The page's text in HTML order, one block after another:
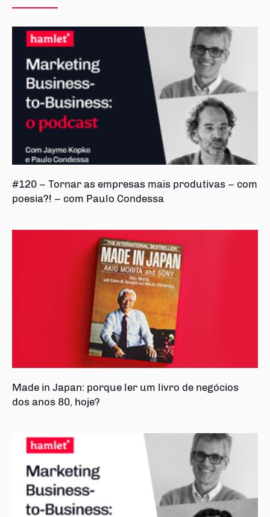
#120 – Tornar as empresas mais produtivas – com
poesia?! – com Paulo Condessa
Made in Japan: porque ler um livro de negócios
dos anos 80, hoje?